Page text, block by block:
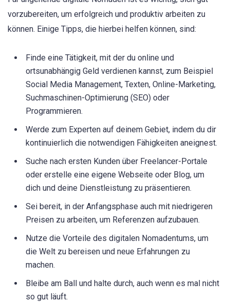
vorzubereiten, um erfolgreich und produktiv arbeiten zu
können. Einige Tipps, die hierbei helfen können, sind:
Finde eine Tätigkeit, mit der du online und
ortsunabhängig Geld verdienen kannst, zum Beispiel
Social Media Management, Texten, Online-Marketing,
Suchmaschinen-Optimierung (SEO) oder
Programmieren.
Werde zum Experten auf deinem Gebiet, indem du dir
kontinuierlich die notwendigen Fähigkeiten aneignest.
Suche nach ersten Kunden über Freelancer-Portale
oder erstelle eine eigene Webseite oder Blog, um
dich und deine Dienstleistung zu präsentieren.
Sei bereit, in der Anfangsphase auch mit niedrigeren
Preisen zu arbeiten, um Referenzen aufzubauen.
Nutze die Vorteile des digitalen Nomadentums, um
die Welt zu bereisen und neue Erfahrungen zu
machen.
Bleibe am Ball und halte durch, auch wenn es mal nicht
so gut läuft.